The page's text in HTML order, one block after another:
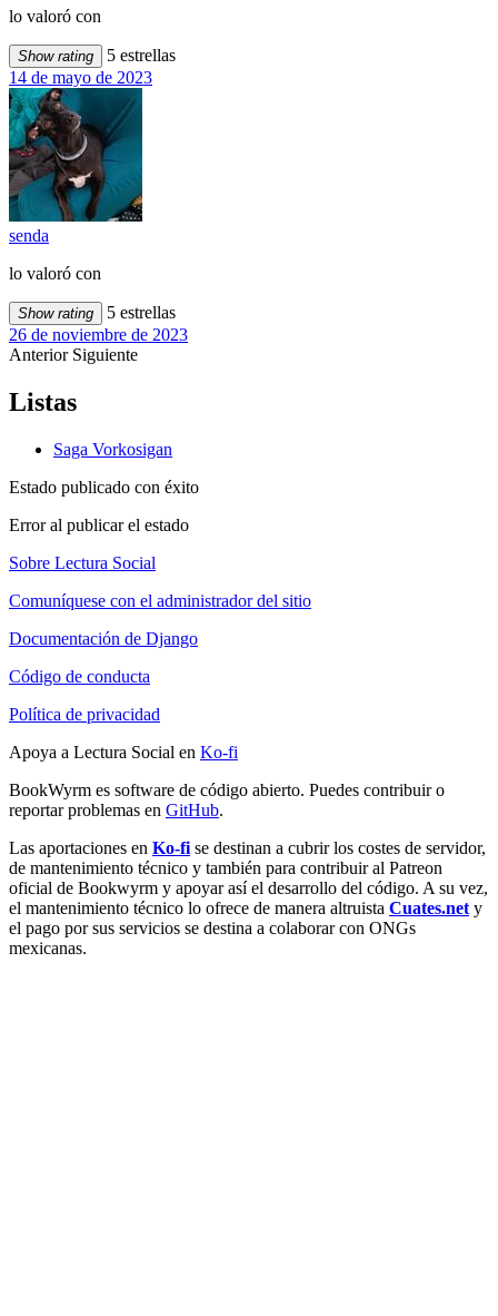
lo valoró con
Show rating
5 estrellas
14 de mayo de 2023
senda
lo valoró con
Show rating
5 estrellas
26 de noviembre de 2023
Anterior Siguiente
Listas
Saga Vorkosigan
Estado publicado con éxito
Error al publicar el estado
Sobre Lectura Social
Comuníquese con el administrador del sitio
Documentación de Django
Código de conducta
Política de privacidad
Apoya a Lectura Social en Ko-fi
BookWyrm es software de código abierto. Puedes contribuir o
reportar problemas en GitHub.
Las aportaciones en Ko-fi se destinan a cubrir los costes de servidor,
de mantenimiento técnico y también para contribuir al Patreon
oficial de Bookwyrm y apoyar así el desarrollo del código. A su vez,
el mantenimiento técnico lo ofrece de manera altruista Cuates.net y
el pago por sus servicios se destina a colaborar con ONGs
mexicanas.